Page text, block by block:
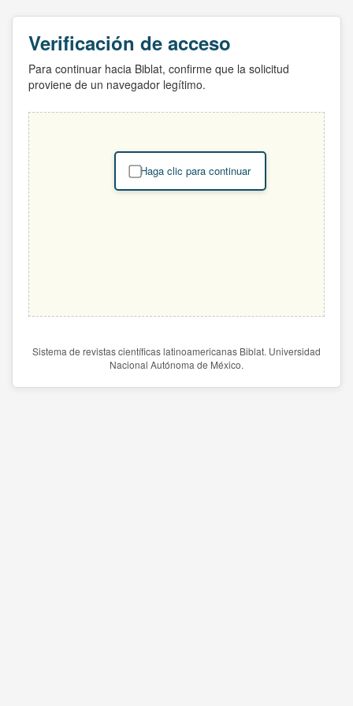
Verificación de acceso
Para continuar hacia Biblat, confirme que la solicitud
proviene de un navegador legítimo.
Haga clic para continuar
Sistema de revistas científicas latinoamericanas Biblat. Universidad
Nacional Autónoma de México.